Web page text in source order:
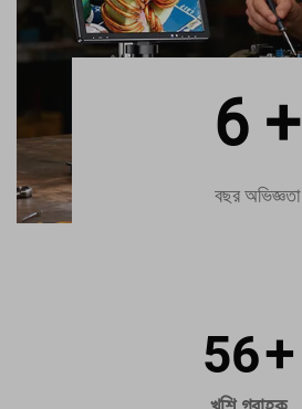
10 +
বছর অভিজ্ঞতা
85+